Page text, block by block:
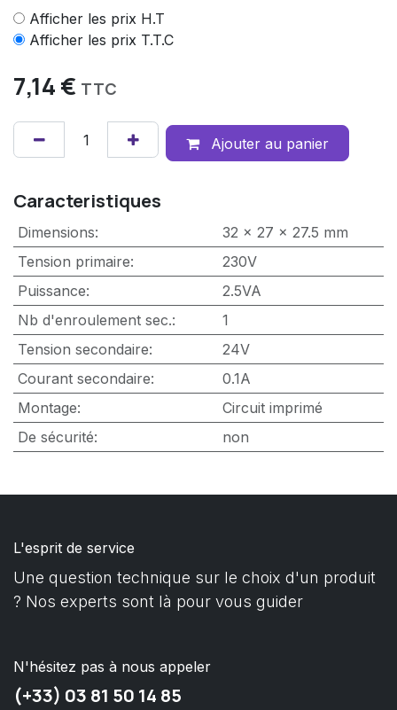
Afficher les prix H.T
Afficher les prix T.T.C
7,14€ TTC
Ajouter au panier
Caracteristiques
Dimensions:
32 x 27 x 27.5 mm
Tension primaire:
230V
Puissance:
2.5VA
Nb d'enroulement sec.:
1
Tension secondaire:
24V
Courant secondaire:
0.1A
Montage:
Circuit imprimé
De sécurité: non
L'esprit de service
Une question technique sur le choix d'un produit
? Nos experts sont là pour vous guider
N'hésitez pas à nous appeler
(+33) 03 81 50 14 85